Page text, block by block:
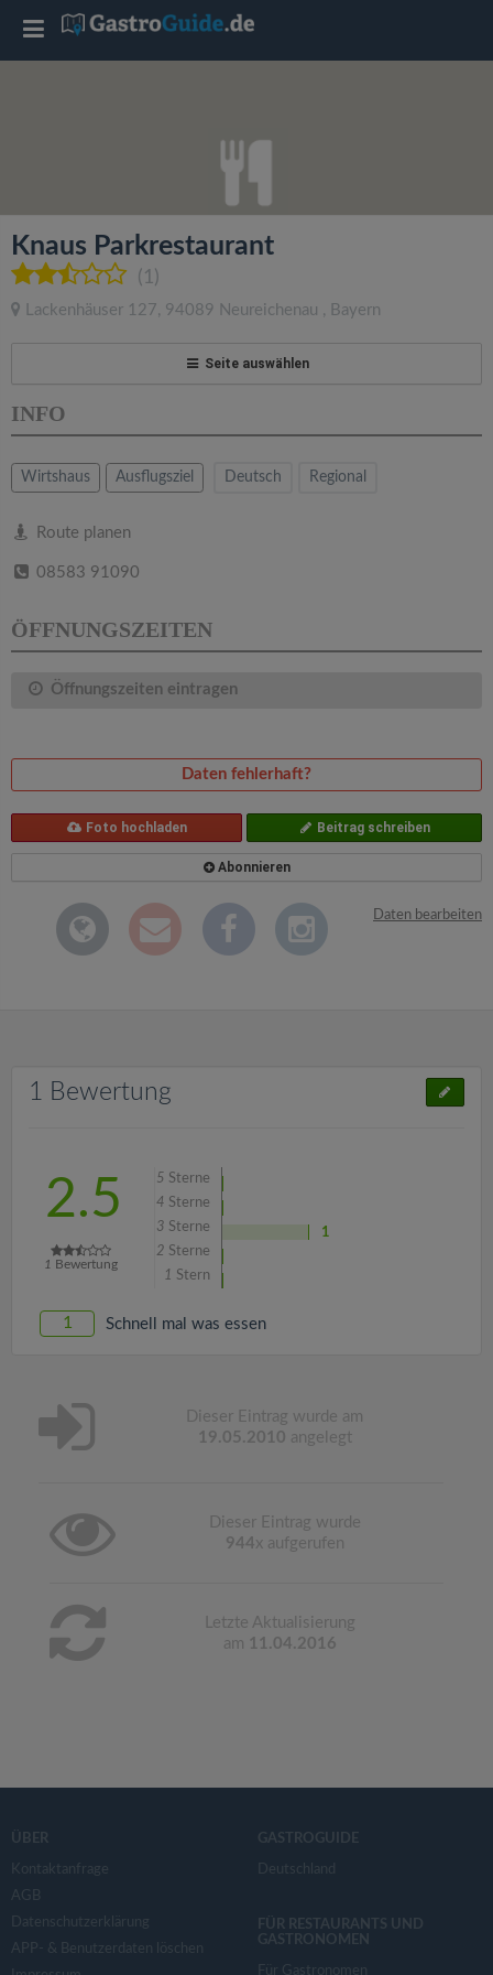
Knaus Parkrestaurant
(1)
Lackenhäuser 127, 94089 Neureichenau , Bayern
Seite auswählen
INFO
Wirtshaus Ausflugsziel Deutsch Regional
Route planen
08583 91090
ÖFFNUNGSZEITEN
Öffnungszeiten eintragen
Daten fehlerhaft?
Foto hochladen Beitrag schreiben
Abonnieren
Daten bearbeiten
1 Bewertung
2.5
1 Bewertung
5 Sterne
4 Sterne
3 Sterne
1
2 Sterne
1 Stern
1 Schnell mal was essen
Dieser Eintrag wurde am
19.05.2010 angelegt
Dieser Eintrag wurde
944x aufgerufen
Letzte Aktualisierung
am 11.04.2016
ÜBER
Kontaktanfrage
AGB
Datenschutzerklärung
APP- & Benutzerdaten löschen
GASTROGUIDE
Deutschland
FÜR RESTAURANTS UND
GASTRONOMEN
Für Gastronomen
T
l
e
a
v
i
o